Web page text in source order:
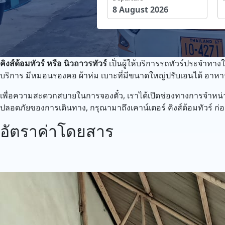
คิงส์ด้อมทัวร์ หรือ นิวถาวรทัวร์ เป็นผู้ให้บริการรถทัวร์ประจำทา
บริการ มีหมอนรองคอ ผ้าห่ม เบาะที่มีขนาดใหญ่ปรับเอนได้ อาหา
เพื่อความสะดวกสบายในการจองตั๋ว, เราได้เปิดช่องทางการจำ
ปลอดภัยของการเดินทาง, กรุณามาถึงเคาน์เตอร์ คิงส์ด้อมทัวร์ ก่
อัตราค่าโดยสาร